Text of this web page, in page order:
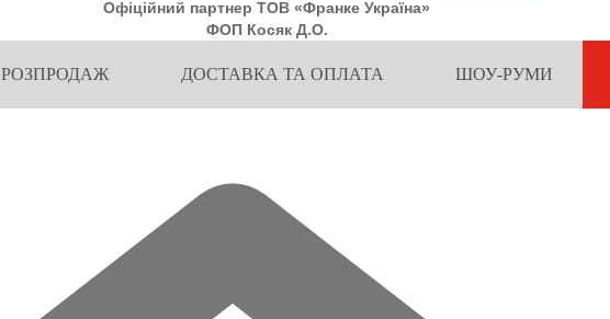
Офіційний партнер ТОВ «Франке Україна»
ФОП Косяк Д.О.
РОЗПРОДАЖ ДОСТАВКА ТА ОПЛАТА ШОУ-РУМИ